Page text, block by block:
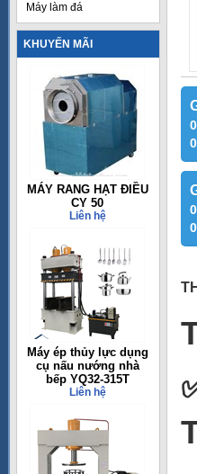
Máy làm đá
KHUYẾN MÃI
MÁY RANG HẠT ĐIỀU
CY 50
Liên hệ
Máy ép thủy lực dụng
cụ nấu nướng nhà
bếp YQ32-315T
Liên hệ